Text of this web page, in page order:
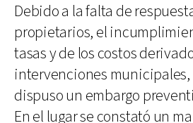
Debido a la falta de
propietarios, el
tasas y de los costos
intervenciones
dispuso un embargo
En el lugar se constató un